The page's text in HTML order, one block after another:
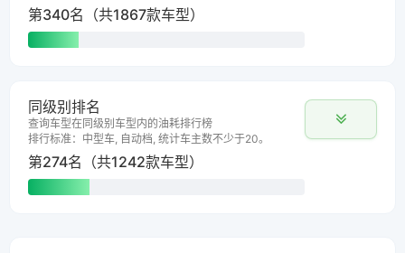
第340名（共1867款车型）
同级别排名
查询车型在同级别车型内的油耗排行榜
排行标准：中型车, 自动档, 统计车主数不少于20。
第274名（共1242款车型）